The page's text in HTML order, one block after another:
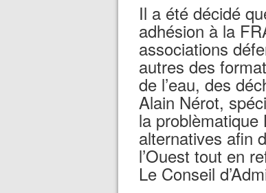
Il a été décidé
adhésion à la
associations
autres des
de l’eau, des
Alain Nérot,
la
alternatives afin
l’Ouest tout en
Le Conseil